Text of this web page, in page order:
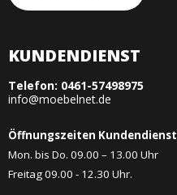
KUNDENDIENST
Telefon: 0461-57498975
info@moebelnet.de
Öffnungszeiten Kundendienst
Mon. bis Do. 09.00 – 13.00 Uhr
Freitag 09.00 - 12.30 Uhr.